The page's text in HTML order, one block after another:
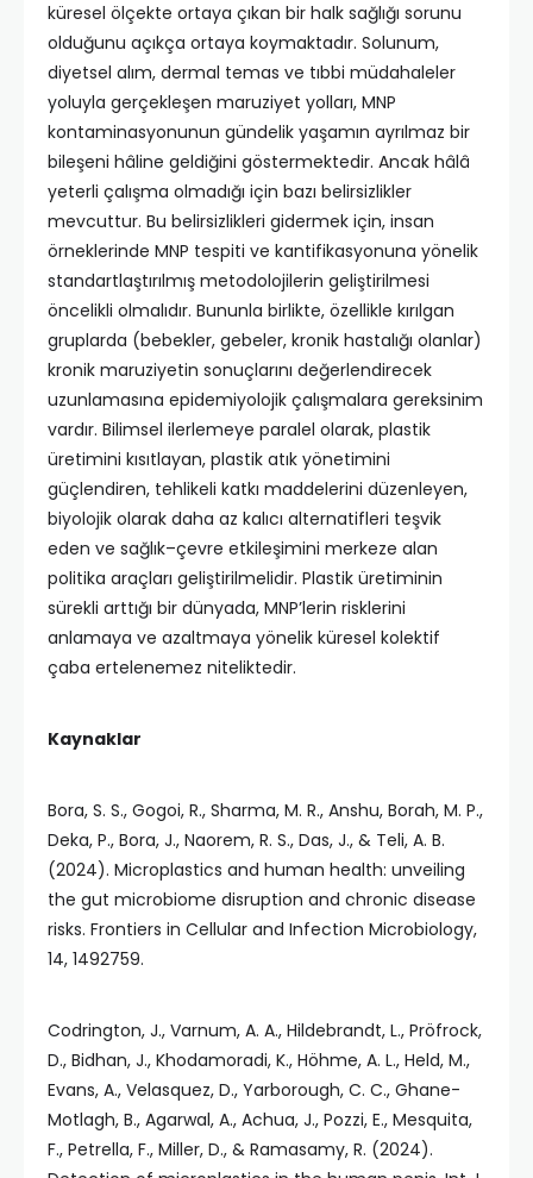
küresel ölçekte ortaya çıkan bir halk sağlığı sorunu
olduğunu açıkça ortaya koymaktadır. Solunum,
diyetsel alım, dermal temas ve tıbbi müdahaleler
yoluyla gerçekleşen maruziyet yolları, MNP
kontaminasyonunun gündelik yaşamın ayrılmaz bir
bileşeni hâline geldiğini göstermektedir. Ancak hâlâ
yeterli çalışma olmadığı için bazı belirsizlikler
mevcuttur. Bu belirsizlikleri gidermek için, insan
örneklerinde MNP tespiti ve kantifikasyonuna yönelik
standartlaştırılmış metodolojilerin geliştirilmesi
öncelikli olmalıdır. Bununla birlikte, özellikle kırılgan
gruplarda (bebekler, gebeler, kronik hastalığı olanlar)
kronik maruziyetin sonuçlarını değerlendirecek
uzunlamasına epidemiyolojik çalışmalara gereksinim
vardır. Bilimsel ilerlemeye paralel olarak, plastik
üretimini kısıtlayan, plastik atık yönetimini
güçlendiren, tehlikeli katkı maddelerini düzenleyen,
biyolojik olarak daha az kalıcı alternatifleri teşvik
eden ve sağlık–çevre etkileşimini merkeze alan
politika araçları geliştirilmelidir. Plastik üretiminin
sürekli arttığı bir dünyada, MNP’lerin risklerini
anlamaya ve azaltmaya yönelik küresel kolektif
çaba ertelenemez niteliktedir.
Kaynaklar
Bora, S. S., Gogoi, R., Sharma, M. R., Anshu, Borah, M. P.,
Deka, P., Bora, J., Naorem, R. S., Das, J., & Teli, A. B.
(2024). Microplastics and human health: unveiling
the gut microbiome disruption and chronic disease
risks. Frontiers in Cellular and Infection Microbiology,
14, 1492759.
Codrington, J., Varnum, A. A., Hildebrandt, L., Pröfrock,
D., Bidhan, J., Khodamoradi, K., Höhme, A. L., Held, M.,
Evans, A., Velasquez, D., Yarborough, C. C., Ghane-
Motlagh, B., Agarwal, A., Achua, J., Pozzi, E., Mesquita,
F., Petrella, F., Miller, D., & Ramasamy, R. (2024).